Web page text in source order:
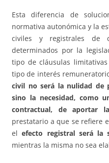
Esta diferencia de
normativa autonómica y la
civiles y registrales de
determinados por la
tipo de cláusulas
tipo de interés
civil no será la nulidad de
sino la necesidad, como
contractual, de aportar
prestatario a que se refiere
elefecto registral será la
mientras la misma no sea